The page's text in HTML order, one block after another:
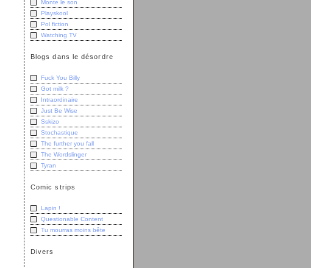
Monte le son
Playskool
Pol fiction
Watching TV
Blogs dans le désordre
Fuck You Billy
Got milk ?
Intraordinaire
Just Be Wise
Sskizo
Stochastique
The further you fall
The Wordslinger
Tyran
Comic strips
Lapin !
Questionable Content
Tu mourras moins bête
Divers